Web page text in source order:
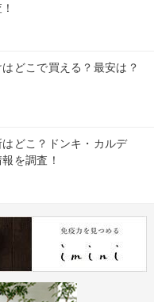
どこで買える？最安は？
どこ？ドンキ・カルデ
を調査！